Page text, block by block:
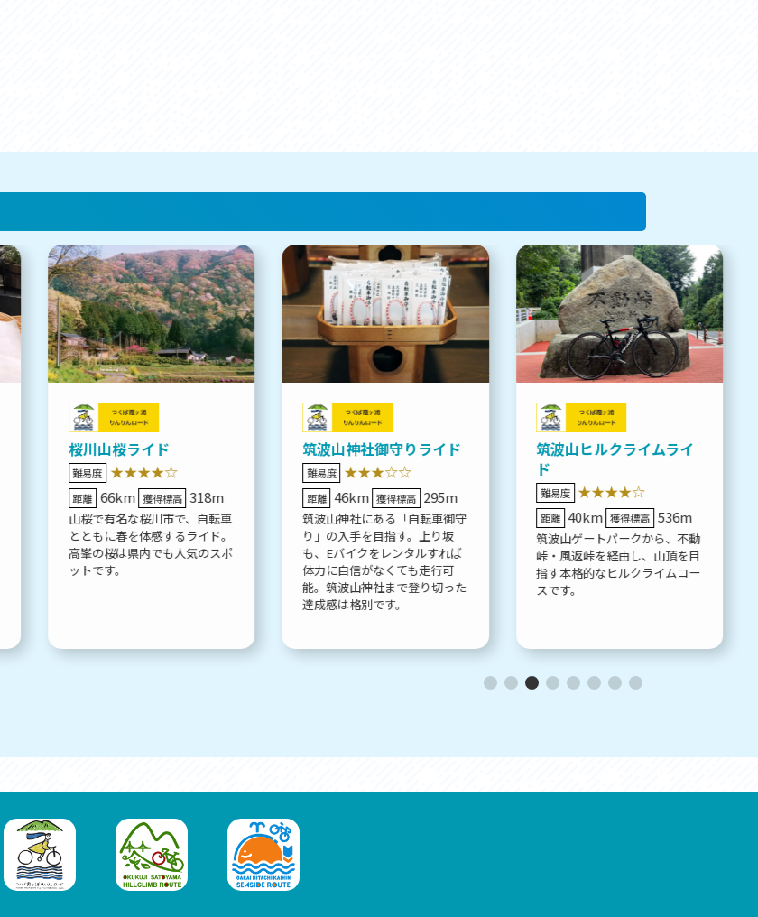
桜川山桜ライド
難易度 ★★★★☆
距離 66km 獲得標高 318m
山桜で有名な桜川市で、自転車
とともに春を体感するライド。
高峯の桜は県内でも人気のスポ
ットです。
筑波山神社御守りライド
難易度 ★★★☆☆
距離 46km 獲得標高 295m
筑波山神社にある「自転車御守
り」の入手を目指す。上り坂
も、Eバイクをレンタルすれば
体力に自信がなくても走行可
能。筑波山神社まで登り切った
達成感は格別です。
筑波山ヒルクライムライ
ド
難易度 ★★★★☆
距離 40km 獲得標高 536m
筑波山ゲートパークから、不動
峠・風返峠を経由し、山頂を目
指す本格的なヒルクライムコー
スです。